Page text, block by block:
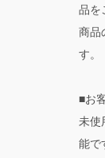
品を
商品
す。
■お
未使
能で